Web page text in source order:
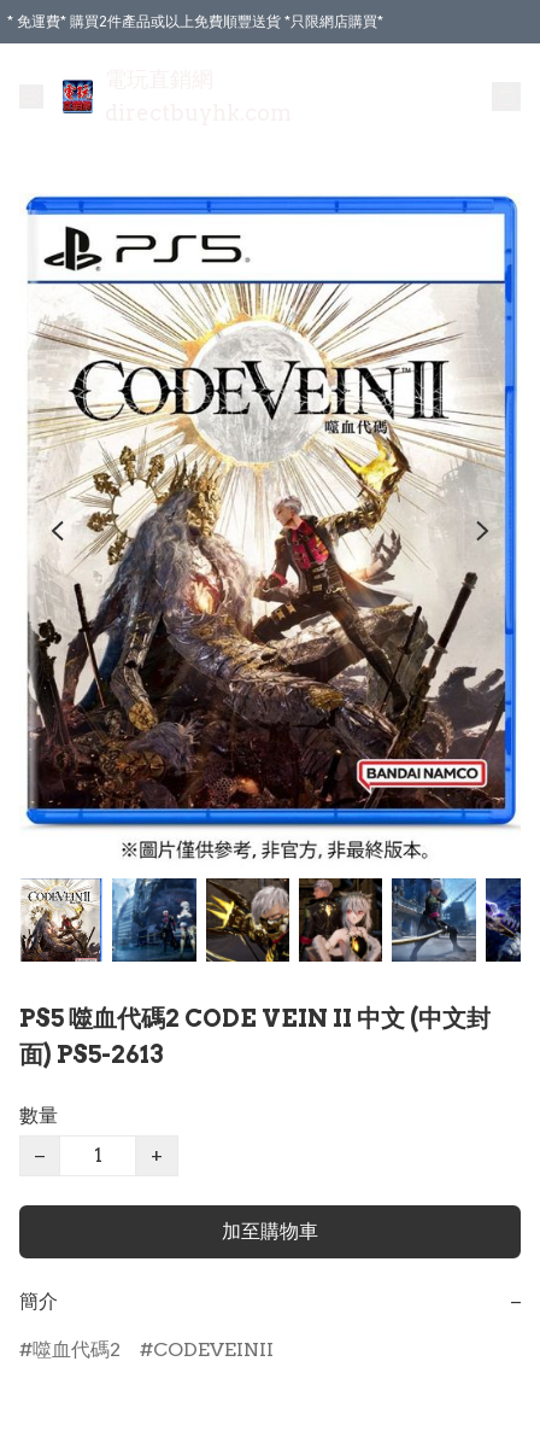
* 免運費* 購買2件產品或以上免費順豐送貨 *只限網店購買*
PS5 噬血代碼2 CODE VEIN II 中文 (中文封
面) PS5-2613
數量
−
+
加至購物車
簡介 −
噬血代碼2 CODEVEINII